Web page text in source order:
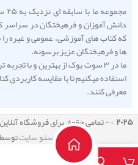
دانش آموزان و فرهیختگان در
که کتاب های آموزشی، عمومی و غیره
ها و فرهیختگان عزیز برسونه.
ما در ۳ سوت بوک از بهترین و با
استفاده میکنیم تا با مقایسه کاربردی
معرفی کنند.
۲۰۲۵© - تمامی حقوق برای فروشگاه آنلاین ۳سوت بوک محفوظ
سئو سایت